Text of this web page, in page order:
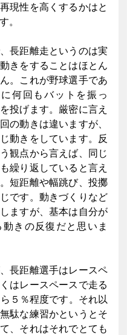
現性を高くするかはと
。
長距離走というのは実
きをすることはほとん
。これが野球選手であ
何回もバットを振っ
投げます。厳密に言え
の動きは違いますが、
動きをしています。反
観点から言えば、同じ
繰り返していると言え
短距離や幅跳び、投擲
です。動きづくりなど
ますが、基本は自分が
きの反復だと思いま
長距離選手はレースペ
はレースペースで走る
５％程度です。それ以
駄な練習かというとそ
、それはそれでとても